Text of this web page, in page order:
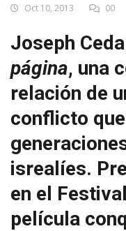
Oct 10, 2013 00
Joseph
página, una
relación de
conflicto
isrealíes.
en el
película